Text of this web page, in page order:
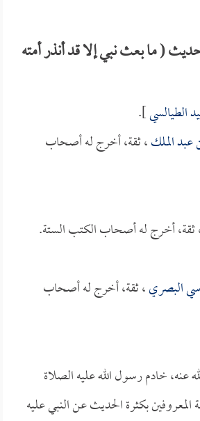
( ما بعث نبي إلا قد أنذر أمته
الطيالسي].
عبد الملك، ثقة، أخرج له أصحاب
ثقة، أخرج له أصحاب الكتب الستة.
البصري، ثقة، أخرج له أصحاب
عنه، خادم رسول الله عليه الصلاة
بكثرة الحديث عن النبي عليه